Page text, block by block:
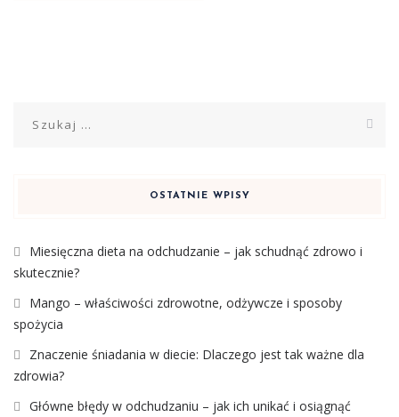
OSTATNIE WPISY
Miesięczna dieta na odchudzanie – jak schudnąć zdrowo i
skutecznie?
Mango – właściwości zdrowotne, odżywcze i sposoby
spożycia
Znaczenie śniadania w diecie: Dlaczego jest tak ważne dla
zdrowia?
Główne błędy w odchudzaniu – jak ich unikać i osiągnąć